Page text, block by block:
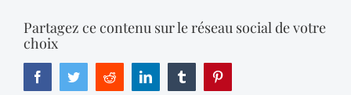
Partagez ce contenu sur le réseau social de votre
choix
FacebookTwitterReddit LinkedIn Tumblr